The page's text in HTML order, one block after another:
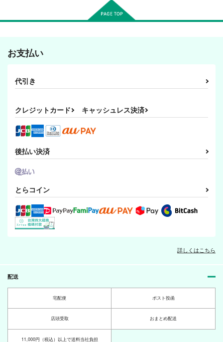
お支払い
代引き
クレジットカード キャッシュレス決済
後払い決済
とらコイン
詳しくはこちら
配送
宅配便 ポスト投函
店頭受取 おまとめ配送
11,000円（税込）以上で送料当社負担